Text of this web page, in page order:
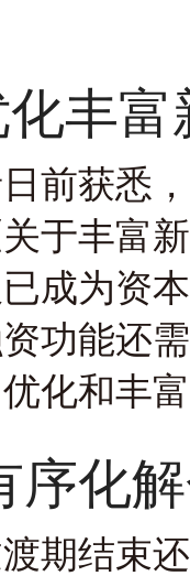
丰
前获悉
于丰富
成为资
功能还
化和丰
序化
期结束